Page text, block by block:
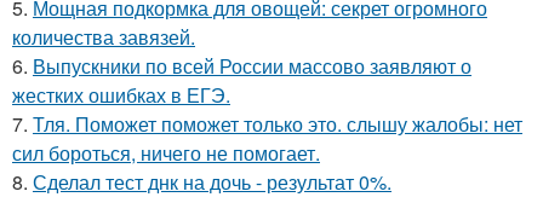
5. Мощная подкормка для овощей: секрет огромного
количества завязей.
6. Выпускники по всей России массово заявляют о
жестких ошибках в ЕГЭ.
7. Тля. Поможет поможет только это. слышу жалобы: нет
сил бороться, ничего не помогает.
8. Сделал тест днк на дочь - результат 0%.